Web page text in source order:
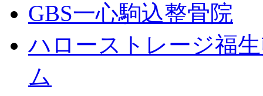
GBS一心駒込整骨院
ハローストレージ福
ム